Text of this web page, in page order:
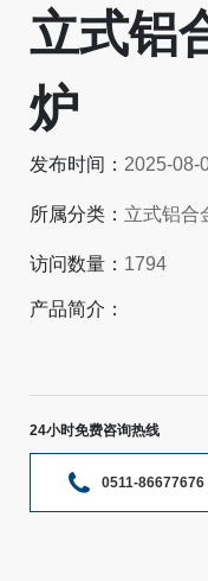
立式铝
炉
发布时间： 2025-08-
所属分类： 立式铝合
访问数量： 1794
产品简介：
24小时免费咨询热线
0511-86677676